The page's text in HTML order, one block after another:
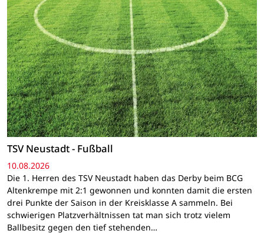
TSV Neustadt - Fußball
10.08.2026
Die 1. Herren des TSV Neustadt haben das Derby beim BCG
Altenkrempe mit 2:1 gewonnen und konnten damit die ersten
drei Punkte der Saison in der Kreisklasse A sammeln. Bei
schwierigen Platzverhältnissen tat man sich trotz vielem
Ballbesitz gegen den tief stehenden…